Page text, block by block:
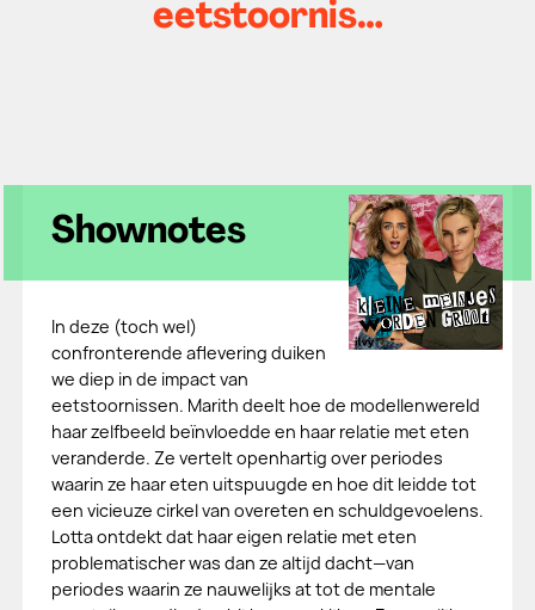
eetstoornis…
Shownotes
In deze (toch wel)
confronterende aflevering duiken
we diep in de impact van
eetstoornissen. Marith deelt hoe de modellenwereld
haar zelfbeeld beïnvloedde en haar relatie met eten
veranderde. Ze vertelt openhartig over periodes
waarin ze haar eten uitspuugde en hoe dit leidde tot
een vicieuze cirkel van overeten en schuldgevoelens.
Lotta ontdekt dat haar eigen relatie met eten
problematischer was dan ze altijd dacht—van
periodes waarin ze nauwelijks at tot de mentale